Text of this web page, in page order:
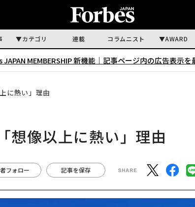
カテゴリ 連載 コラムニスト AWARD
JAPAN MEMBERSHIP 新機能｜ 記事ページ内の広告表示を
に熱い」理由
像以上に熱い」理由
フォロー 記事を保存